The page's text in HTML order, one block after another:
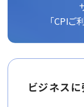
「CPIご
ビジネス